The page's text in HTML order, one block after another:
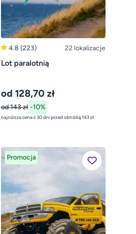
4.8 (223) 22 lokalizacje
Lot paralotnią
od 128,70 zł
od 143 zł -10%
najniższa cena z 30 dni przed obniżką 143 zł
Promocja